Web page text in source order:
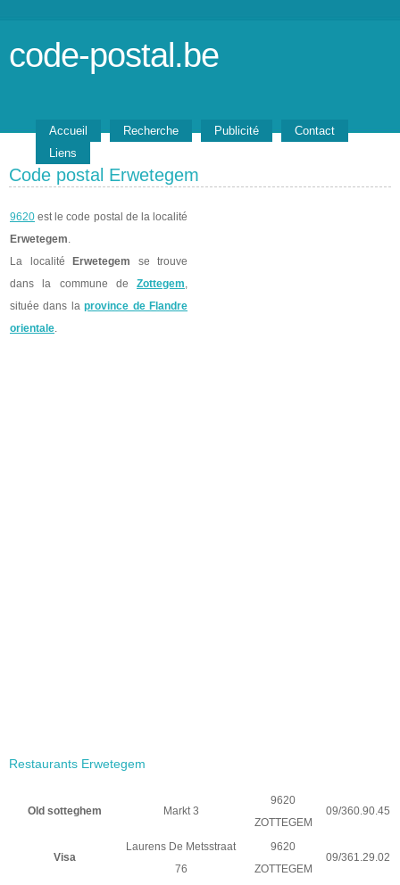
code-postal.be
Accueil Recherche Publicité
Contact
Liens
Code postal Erwetegem
9620 est le code postal de la localité
Erwetegem.
La localité
Erwetegem se trouve
dans la commune de Zottegem,
située dans laprovince de Flandre
orientale.
Restaurants Erwetegem
Old sotteghem Markt 3
9620
ZOTTEGEM
09/360.90.45
Visa
Laurens De Metsstraat
76
9620
ZOTTEGEM
09/361.29.02